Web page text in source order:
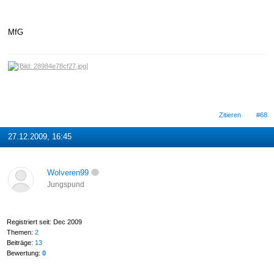
MfG
Zitieren #68
27.12.2009, 16:45
Wolveren99
Jungspund
Registriert seit: Dec 2009
Themen: 2
Beiträge: 13
Bewertung: 0